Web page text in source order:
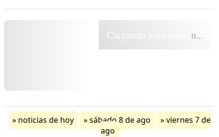
Cargando información...
noticias de hoy sábado 8 de ago
viernes 7 de
ago